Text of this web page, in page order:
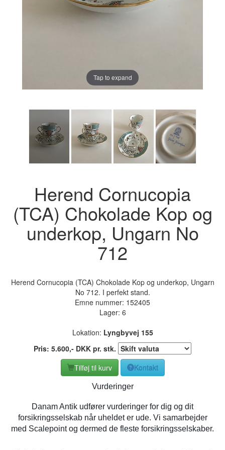
Tap to expand
Herend Cornucopia
(TCA) Chokolade Kop og
underkop, Ungarn No
712
Herend Cornucopia (TCA) Chokolade Kop og underkop, Ungarn
No 712. I perfekt stand.
Emne nummer: 152405
Lager: 6
Lokation: Lyngbyvej 155
Pris: 5.600,- DKK pr. stk.
Tilføj til kurv
Kontakt
Vurderinger
Danam Antik udfører vurderinger for dig og dit
forsikringsselskab når uheldet er ude. Vi samarbejder
med Scalepoint og dermed de fleste forsikringsselskaber.